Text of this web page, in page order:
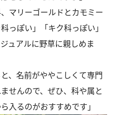
マリーゴールドとカモミー
っぽい」「キク科っぽい」
ュアルに野草に親しめま
、名前がややこしくて専門
せんので、ぜひ、科や属と
入るのがおすすめです」